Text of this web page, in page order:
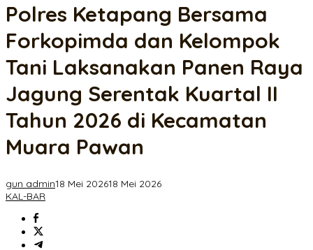
Forkopimda
dan
Kelompok
Laksanakan
Raya
Serentak
II
di
Polres Ketapang Bersama
Forkopimda dan Kelompok
Tani Laksanakan Panen Raya
Jagung Serentak Kuartal II
Tahun 2026 di Kecamatan
Muara Pawan
gun admin18 Mei 202618 Mei 2026
KAL-BAR